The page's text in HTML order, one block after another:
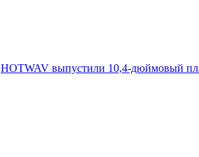
HOTWAV выпустили 10,4-дюймовый